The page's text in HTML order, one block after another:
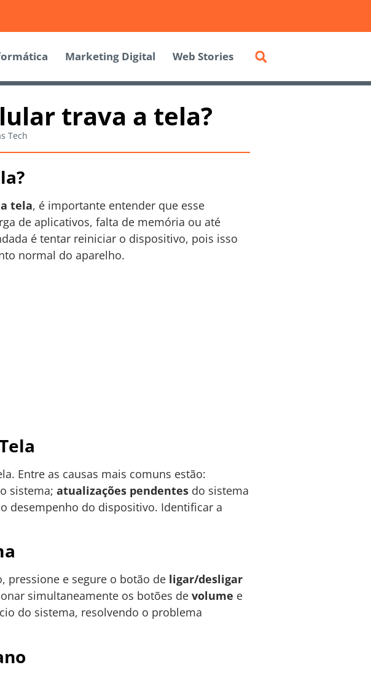
Marketing Digital Web Stories
trava a tela?
Tech
tela, é importante entender que esse
de aplicativos, falta de memória ou até
é tentar reiniciar o dispositivo, pois isso
normal do aparelho.
Entre as causas mais comuns estão:
sistema; atualizações pendentes do sistema
desempenho do dispositivo. Identificar a
pressione e segure o botão de ligar/desligar
simultaneamente os botões de volume e
do sistema, resolvendo o problema